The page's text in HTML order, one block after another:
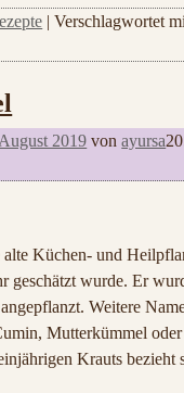
|Verschlagwortet
2019 vonayursa
Küchen- und
geschätzt wurde. Er
Weitere
Mutterkümmel
Krauts bezieht